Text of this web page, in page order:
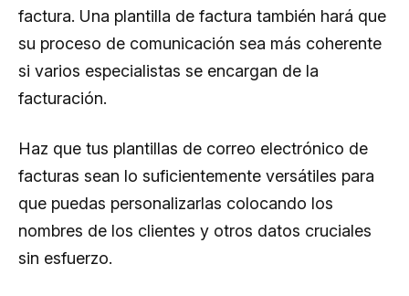
factura. Una plantilla de factura también hará que
su proceso de comunicación sea más coherente
si varios especialistas se encargan de la
facturación.
Haz que tus plantillas de correo electrónico de
facturas sean lo suficientemente versátiles para
que puedas personalizarlas colocando los
nombres de los clientes y otros datos cruciales
sin esfuerzo.